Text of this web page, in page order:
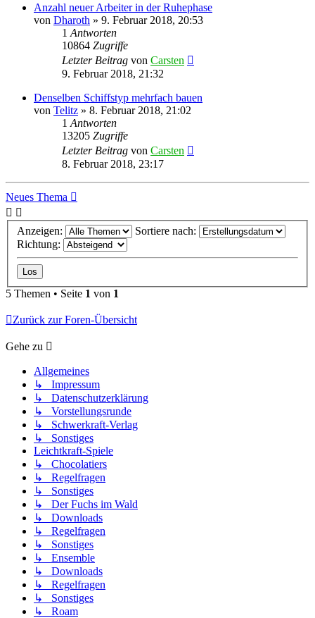
Anzahl neuer Arbeiter in der Ruhephase
von Dharoth » 9. Februar 2018, 20:53
1 Antworten
10864 Zugriffe
Letzter Beitrag von Carsten
9. Februar 2018, 21:32
Denselben Schiffstyp mehrfach bauen
von Telitz » 8. Februar 2018, 21:02
1 Antworten
13205 Zugriffe
Letzter Beitrag von Carsten
8. Februar 2018, 23:17
Neues Thema
Anzeigen:
Sortiere nach:
Richtung:
5 Themen • Seite 1 von 1
Zurück zur Foren-Übersicht
Gehe zu
Allgemeines
↳ Impressum
↳ Datenschutzerklärung
↳ Vorstellungsrunde
↳ Schwerkraft-Verlag
↳ Sonstiges
Leichtkraft-Spiele
↳ Chocolatiers
↳ Regelfragen
↳ Sonstiges
↳ Der Fuchs im Wald
↳ Downloads
↳ Regelfragen
↳ Sonstiges
↳ Ensemble
↳ Downloads
↳ Regelfragen
↳ Sonstiges
↳ Roam